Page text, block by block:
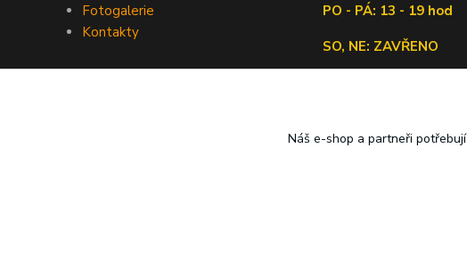
Fotogalerie
Kontakty
PO - PÁ: 13 - 19 hod
SO, NE: ZAVŘENO
Náš e-shop a partneři